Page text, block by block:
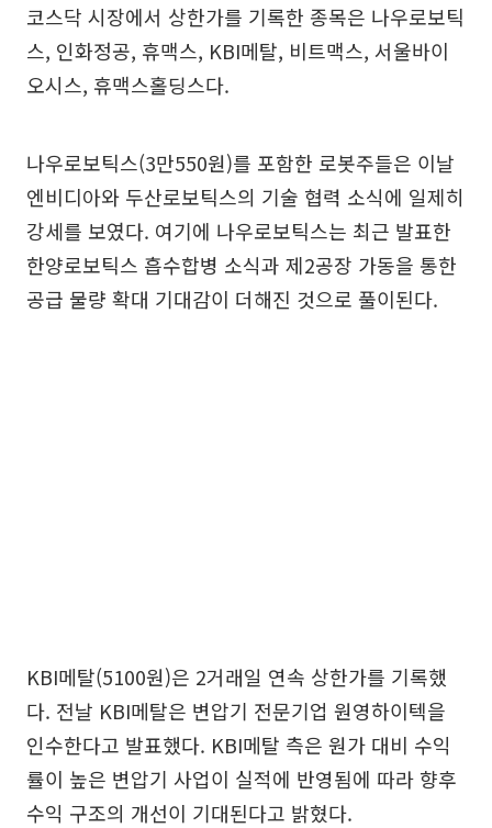
코스닥 시장에서 상한가를 기록한 종목은 나우로보틱
스, 인화정공, 휴맥스, KBI메탈, 비트맥스, 서울바이
오시스, 휴맥스홀딩스다.
나우로보틱스(3만550원)를 포함한 로봇주들은 이날
엔비디아와 두산로보틱스의 기술 협력 소식에 일제히
강세를 보였다. 여기에 나우로보틱스는 최근 발표한
한양로보틱스 흡수합병 소식과 제2공장 가동을 통한
공급 물량 확대 기대감이 더해진 것으로 풀이된다.
KBI메탈(5100원)은 2거래일 연속 상한가를 기록했
다. 전날 KBI메탈은 변압기 전문기업 원영하이텍을
인수한다고 발표했다. KBI메탈 측은 원가 대비 수익
률이 높은 변압기 사업이 실적에 반영됨에 따라 향후
수익 구조의 개선이 기대된다고 밝혔다.